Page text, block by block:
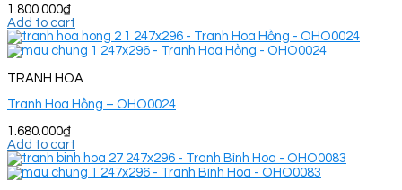
1.800.000₫
Add to cart
TRANH HOA
Tranh Hoa Hồng – OHO0024
1.680.000₫
Add to cart